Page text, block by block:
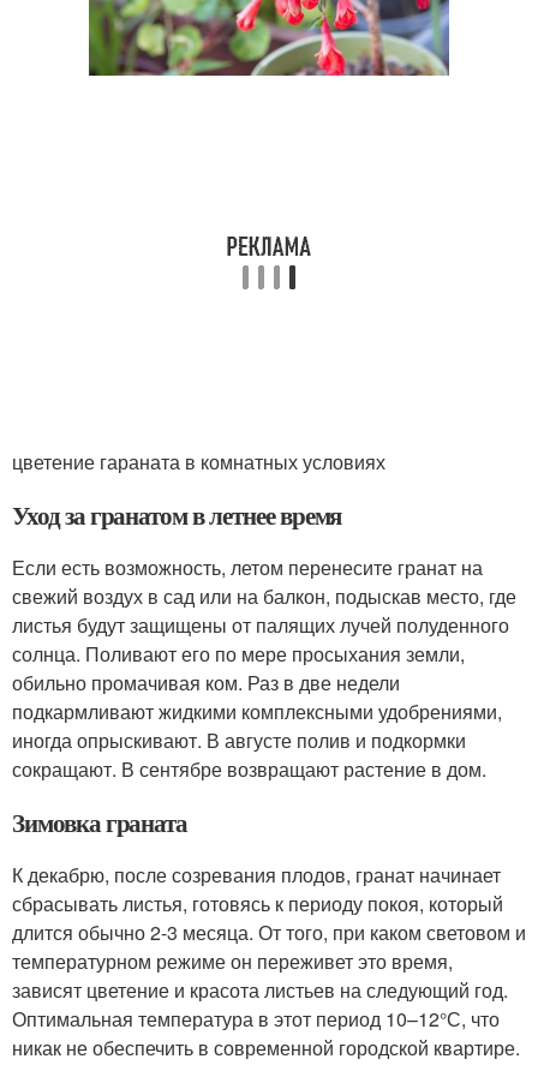
цветение гараната в комнатных условиях
Уход за гранатом в летнее время
Если есть возможность, летом перенесите гранат на
свежий воздух в сад или на балкон, подыскав место, где
листья будут защищены от палящих лучей полуденного
солнца. Поливают его по мере просыхания земли,
обильно промачивая ком. Раз в две недели
подкармливают жидкими комплексными удобрениями,
иногда опрыскивают. В августе полив и подкормки
сокращают. В сентябре возвращают растение в дом.
Зимовка граната
К декабрю, после созревания плодов, гранат начинает
сбрасывать листья, готовясь к периоду покоя, который
длится обычно 2-3 месяца. От того, при каком световом и
температурном режиме он переживет это время,
зависят цветение и красота листьев на следующий год.
Оптимальная температура в этот период 10–12°С, что
никак не обеспечить в современной городской квартире.